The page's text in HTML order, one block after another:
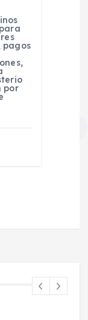
pagos
por